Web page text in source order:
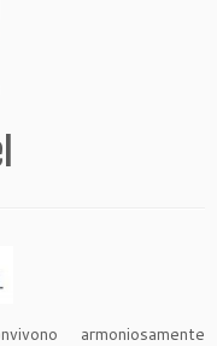
armoniosamente